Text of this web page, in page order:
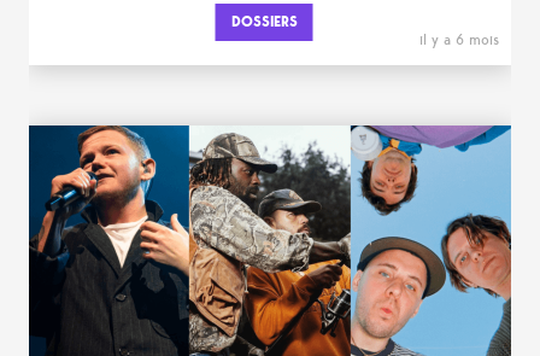
DOSSIERS
il y a 6 mois